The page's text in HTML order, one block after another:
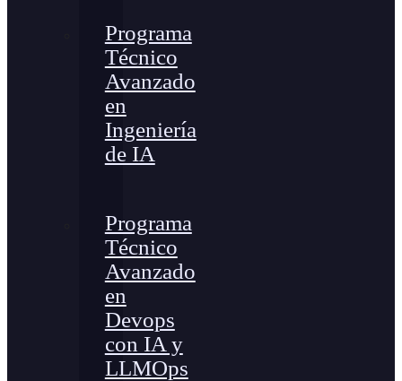
Programa
Técnico
Avanzado
en
Ingeniería
de IA
Programa
Técnico
Avanzado
en
Devops
con IA y
LLMOps